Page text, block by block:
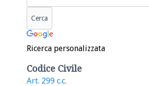
Ricerca personalizzata
Codice Civile
Art. 299 c.c.